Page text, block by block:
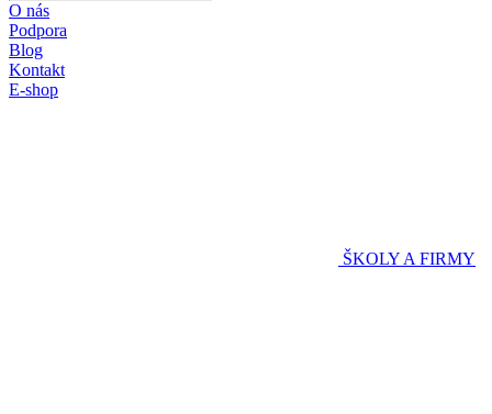
O nás
Podpora
Blog
Kontakt
E-shop
ŠKOLY A FIRMY